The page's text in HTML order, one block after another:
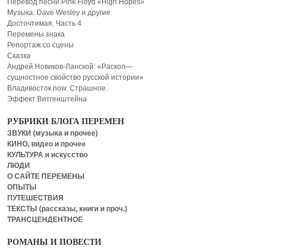
Перевод песни Pink Floyd «High Hopes»
Музыка: Dave Wesley и другие
Досточтимая. Часть 4
Перемены знака
Репортаж cо сцены
Сказка
Андрей Новиков-Ланской: «Раскол—
сущностное свойство русской истории»
Владивосток now. Стрaшное.
Эффект Витгенштейна
РУБРИКИ БЛОГА ПЕРЕМЕН
ЗВУКИ (музыка и прочее)
КИНО, видео и прочее
КУЛЬТУРА и искусство
ЛЮДИ
О САЙТЕ ПЕРЕМЕНЫ
ОПЫТЫ
ПУТЕШЕСТВИЯ
ТЕКСТЫ (рассказы, книги и проч.)
ТРАНСЦЕНДЕНТНОЕ
РОМАНЫ И ПОВЕСТИ